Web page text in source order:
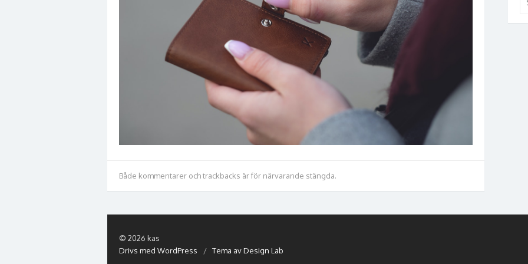
Både kommentarer och trackbacks är för närvarande stängda.
© 2026 kas
Drivs med WordPress
/ Tema av Design Lab